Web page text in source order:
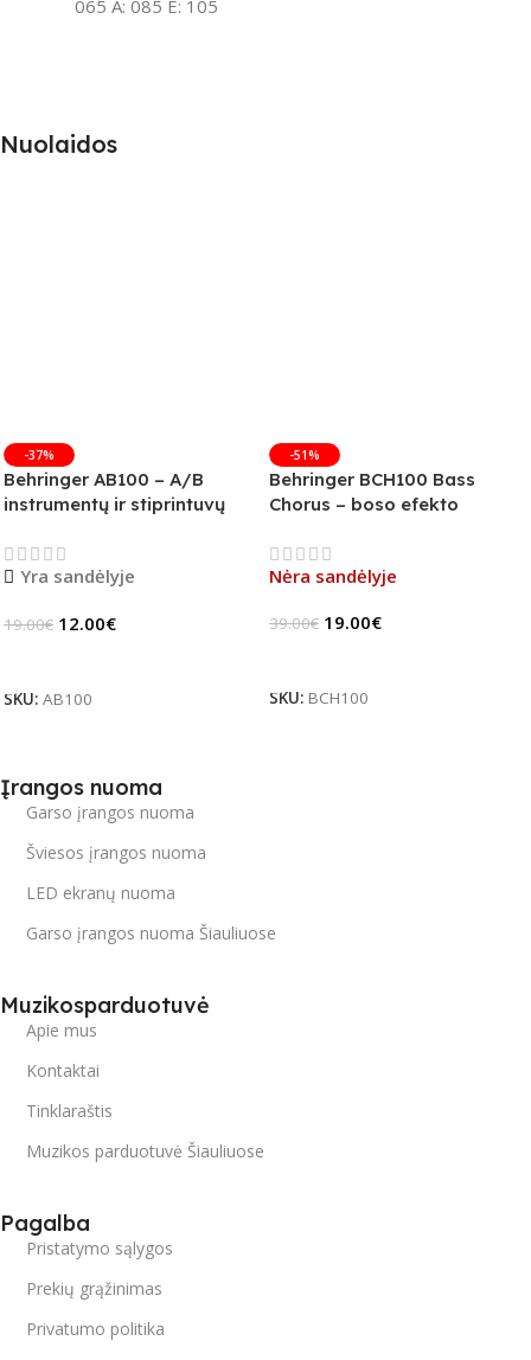
065 A: 085 E: 105
Nuolaidos
-37%
Behringer AB100 – A/B
instrumentų ir stiprintuvų
Yra sandėlyje
19.00€ 12.00€
SKU: AB100
-51%
Behringer BCH100 Bass
Chorus – boso efekto
Nėra sandėlyje
39.00€ 19.00€
SKU: BCH100
Įrangos nuoma
Garso įrangos nuoma
Šviesos įrangos nuoma
LED ekranų nuoma
Garso įrangos nuoma Šiauliuose
Muzikosparduotuvė
Apie mus
Kontaktai
Tinklaraštis
Muzikos parduotuvė Šiauliuose
Pagalba
Pristatymo sąlygos
Prekių grąžinimas
Privatumo politika